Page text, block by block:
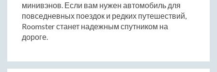
минивэнов. Если вам нужен автомобиль для
повседневных поездок и редких путешествий,
Roomster станет надежным спутником на
дороге.